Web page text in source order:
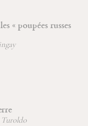
« poupées russes